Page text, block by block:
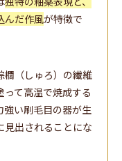
んだ作風が特徴で
櫚（しゅろ）の繊維
て高温で焼成する
強い刷毛目の器が生
見出されることにな